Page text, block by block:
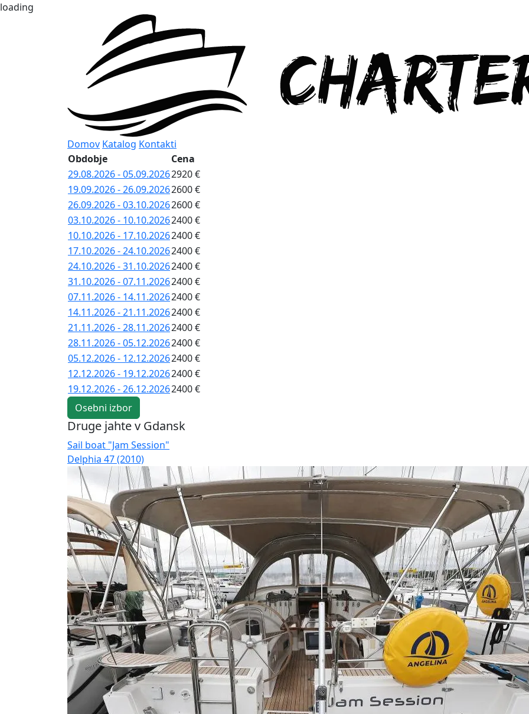
loading
Domov Katalog Kontakti
Obdobje
Cena
29.08.2026 - 05.09.20262920 €
19.09.2026 - 26.09.20262600 €
26.09.2026 - 03.10.20262600 €
03.10.2026 - 10.10.20262400 €
10.10.2026 - 17.10.20262400 €
17.10.2026 - 24.10.20262400 €
24.10.2026 - 31.10.20262400 €
31.10.2026 - 07.11.20262400 €
07.11.2026 - 14.11.20262400 €
14.11.2026 - 21.11.20262400 €
21.11.2026 - 28.11.20262400 €
28.11.2026 - 05.12.20262400 €
05.12.2026 - 12.12.20262400 €
12.12.2026 - 19.12.20262400 €
19.12.2026 - 26.12.20262400 €
Osebni izbor
Druge jahte v Gdansk
Sail boat "Jam Session"
Delphia 47 (2010)